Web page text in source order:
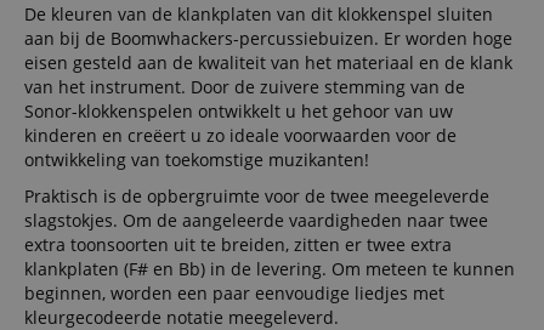
De kleuren van de klankplaten van dit klokkenspel sluiten
aan bij de Boomwhackers-percussiebuizen. Er worden hoge
eisen gesteld aan de kwaliteit van het materiaal en de klank
van het instrument. Door de zuivere stemming van de
Sonor-klokkenspelen ontwikkelt u het gehoor van uw
kinderen en creëert u zo ideale voorwaarden voor de
ontwikkeling van toekomstige muzikanten!
Praktisch is de opbergruimte voor de twee meegeleverde
slagstokjes. Om de aangeleerde vaardigheden naar twee
extra toonsoorten uit te breiden, zitten er twee extra
klankplaten (F# en Bb) in de levering. Om meteen te kunnen
beginnen, worden een paar eenvoudige liedjes met
kleurgecodeerde notatie meegeleverd.